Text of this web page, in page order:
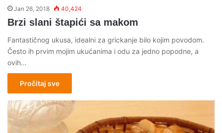
Jan 26, 2018 40,424
Brzi slani štapići sa makom
Fantastičnog ukusa, idealni za grickanje bilo kojim povodom.
Često ih prvim mojim ukućanima i odu za jedno popodne, a
ovih…
Pročitaj sve